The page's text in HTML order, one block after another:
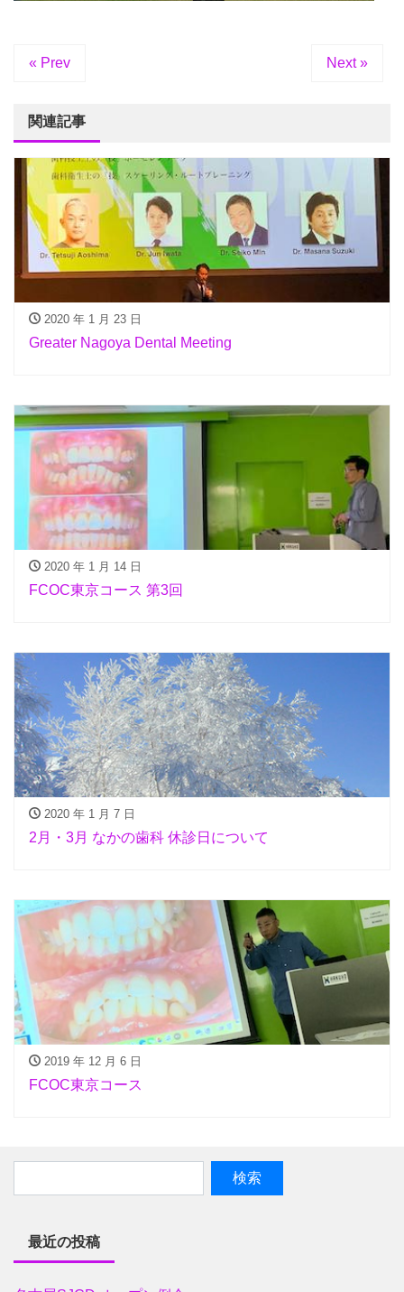
« Prev Next »
関連記事
2020 年 1 月 23 日
Greater Nagoya Dental Meeting
2020 年 1 月 14 日
FCOC東京コース 第3回
2020 年 1 月 7 日
2月・3月 なかの歯科 休診日について
2019 年 12 月 6 日
FCOC東京コース
最近の投稿